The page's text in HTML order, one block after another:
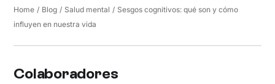
Home / Blog / Salud mental / Sesgos cognitivos: qué son y cómo
influyen en nuestra vida
Colaboradores